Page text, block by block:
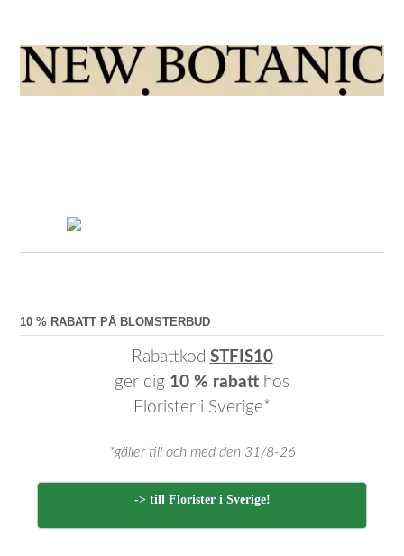
10 % RABATT PÅ BLOMSTERBUD
Rabattkod STFIS10
ger dig 10 % rabatt hos
Florister i Sverige*
*gäller till och med den 31/8-26
-> till Florister i Sverige!